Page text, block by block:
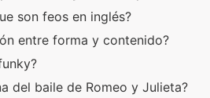
son feos en inglés?
entre forma y contenido?
del baile de Romeo y Julieta?